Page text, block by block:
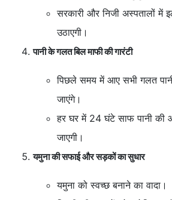
सरकारी और निजी अस्पतालों में
उठाएगी।
पानी के गलत बिल माफी की गारंटी
पिछले समय में आए सभी गलत
जाएंगे।
हर घर में 24 घंटे साफ पानी की
जाएगी।
यमुना की सफाई और सड़कों का सुधार
यमुना को स्वच्छ बनाने का वादा।